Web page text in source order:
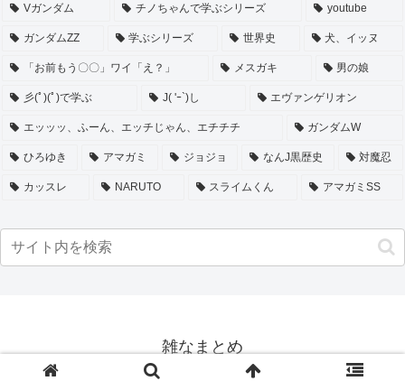
Vガンダム チノちゃんで学ぶシリーズ youtube
ガンダムZZ 学ぶシリーズ 世界史 犬、イッヌ
「お前もう〇〇」ワイ「え？」 メスガキ 男の娘
彡(ﾟ)(ﾟ)で学ぶ J( 'ｰ`)し エヴァンゲリオン
エッッッ、ふーん、エッチじゃん、エチチチ ガンダムW
ひろゆき アマガミ ジョジョ なんJ黒歴史 対魔忍
カッスレ NARUTO スライムくん アマガミSS
雑なまとめ
© 2018 雑なまとめ.